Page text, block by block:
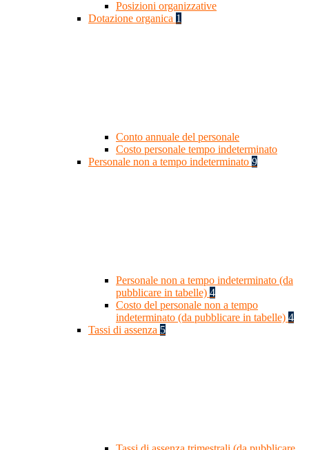
Posizioni organizzative
Dotazione organica 1
Conto annuale del personale
Costo personale tempo indeterminato
Personale non a tempo indeterminato 9
Personale non a tempo indeterminato (da
pubblicare in tabelle) 4
Costo del personale non a tempo
indeterminato (da pubblicare in tabelle) 4
Tassi di assenza 5